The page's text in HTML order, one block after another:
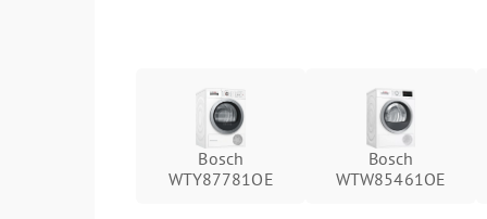
Bosch
WTY87781OE
Bosch
WTW85461OE